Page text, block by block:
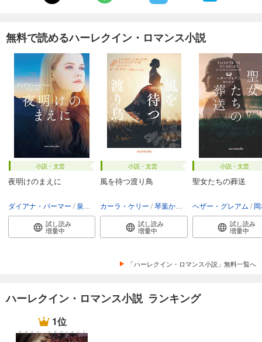
無料で読めるハーレクイン・ロマンス小説
小説・文芸
夜明けのまえに
ダイアナ・パーマー 泉智子
試し読み
増量中
小説・文芸
風を待つ渡り鳥
カーラ・ケリー 琴葉かいら
試し読み
増量中
小説・文芸
聖女たちの葬送
ヘザー・グレアム
試し読み
増量中
「ハーレクイン・ロマンス小説」無料一覧へ
ハーレクイン・ロマンス小説 ランキング
1位